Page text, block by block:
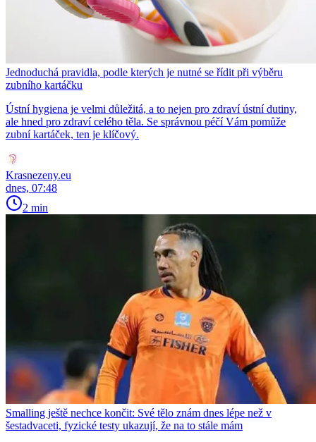
Jednoduchá pravidla, podle kterých je nutné se řídit při výběru
zubního kartáčku
Ústní hygiena je velmi důležitá, a to nejen pro zdraví ústní dutiny,
ale hned pro zdraví celého těla. Se správnou péčí Vám pomůže
zubní kartáček, ten je klíčový.
Krasnezeny.eu
dnes, 07:48
2 min
Smalling ještě nechce končit: Své tělo znám dnes lépe než v
šestadvaceti, fyzické testy ukazují, že na to stále mám